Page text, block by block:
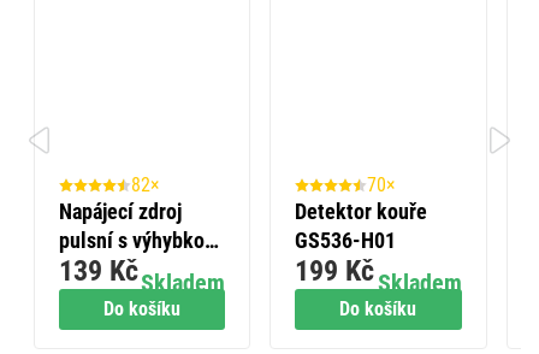
Do košíku
82×
Napájecí zdroj
pulsní s výhybkou
300mA
Skladem
139 Kč
Do košíku
70×
Detektor kouře
GS536-H01
Skladem
199 Kč